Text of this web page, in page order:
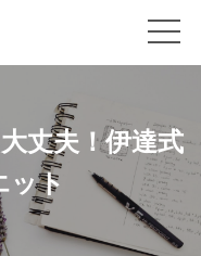
丈夫！伊達式
ット